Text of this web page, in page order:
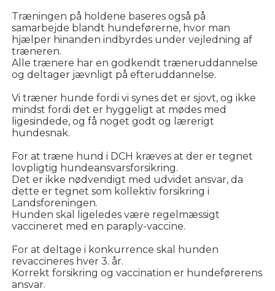
Træningen på holdene baseres også på
samarbejde blandt hundeførerne, hvor man
hjælper hinanden indbyrdes under vejledning af
træneren.
Alle trænere har en godkendt træneruddannelse
og deltager jævnligt på efteruddannelse.
Vi træner hunde fordi vi synes det er sjovt, og ikke
mindst fordi det er hyggeligt at mødes med
ligesindede, og få noget godt og lærerigt
hundesnak.
For at træne hund i DCH kræves at der er tegnet
lovpligtig hundeansvarsforsikring.
Det er ikke nødvendigt med udvidet ansvar, da
dette er tegnet som kollektiv forsikring i
Landsforeningen.
Hunden skal ligeledes være regelmæssigt
vaccineret med en paraply-vaccine.
For at deltage i konkurrence skal hunden
revaccineres hver 3. år.
Korrekt forsikring og vaccination er hundeførerens
ansvar.